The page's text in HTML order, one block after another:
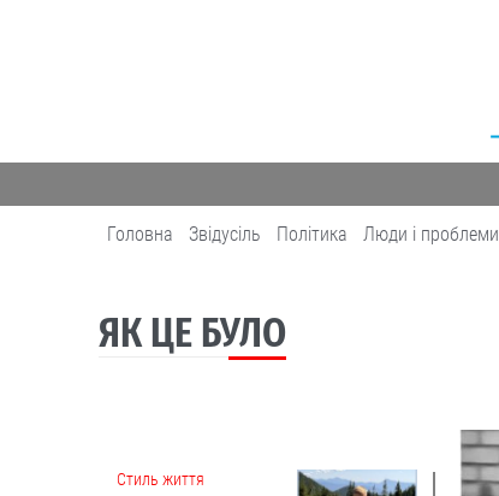
Головна Звідусіль Політика Люди і проблеми
ЯК ЦЕ БУЛО
Cтиль життя